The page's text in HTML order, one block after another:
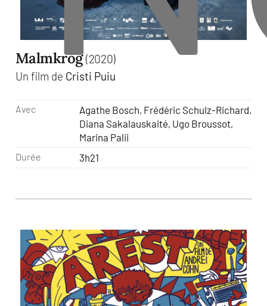
Malmkrog (2020)
Un film de Cristi Puiu
Avec
Agathe Bosch, Frédéric Schulz-Richard,
Diana Sakalauskaité, Ugo Broussot,
Marina Palii
Durée 3h21